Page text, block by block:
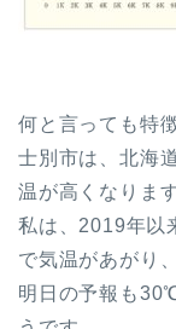
何と言っても特
士別市は、北海
温が高くなります
私は、2019年以
で気温があがり
明日の予報も